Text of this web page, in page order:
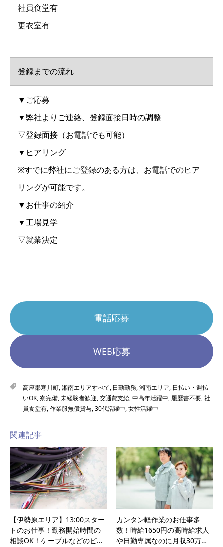
社員食堂有
更衣室有
登録までの流れ
▼ご応募
▼弊社よりご連絡、登録面接日時の調整
▽登録面接（お電話でも可能）
▼ヒアリング
※すでに弊社にご登録のある方は、お電話でのヒア
リングが可能です。
▼お仕事の紹介
▼工場見学
▽就業決定
電話応募
WEB応募
高座郡寒川町,湘南エリアすべて, 日勤勤務,湘南エリア, 日払い・週払
いOK,寮完備,未経験者歓迎,交通費支給,中高年活躍中, 履歴書不要,社
員食堂有,作業服無償貸与,30代活躍中,女性活躍中
関連記事
【伊勢原エリア】13:00スター
トのお仕事！勤務開始時間の
相談OK！ケーブルなどのピ…
カンタン軽作業のお仕事多
数！時給1650円の高時給求人
や日勤専属なのに月収30万…